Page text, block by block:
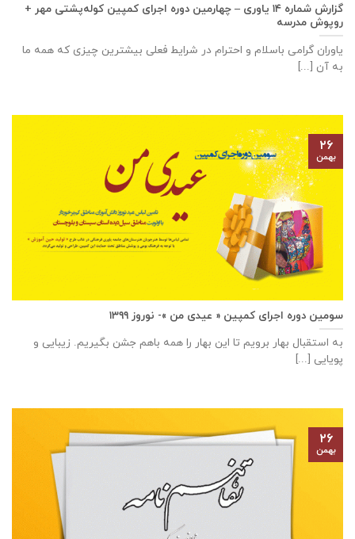
گزارش شماره ۱۴ یاوری – چهارمین دوره اجرای کمپین کوله‌پشتی مهر +
روپوش مدرسه
یاوران گرامی باسلام و احترام در شرایط فعلی بیشترین چیزی که همه ما
به آن [...]
سومین دوره اجرای کمپین « عیدی من »- نوروز ۱۳۹۹
به استقبال بهار برویم تا این بهار را همه باهم جشن بگیریم. زیبایی و
پویایی [...]
۲۶
بهمن
۲۶
بهمن